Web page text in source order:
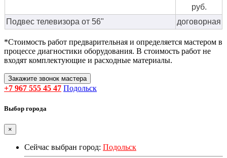
руб.
Подвес телевизора от 56"
договорная
*Стоимость работ предварительная и определяется мастером в
процессе диагностики оборудования. В стоимость работ не
входят комплектующие и расходные материалы.
Закажите звонок мастера
+7 967 555 45 47 Подольск
Выбор города
×
Сейчас выбран город: Подольск